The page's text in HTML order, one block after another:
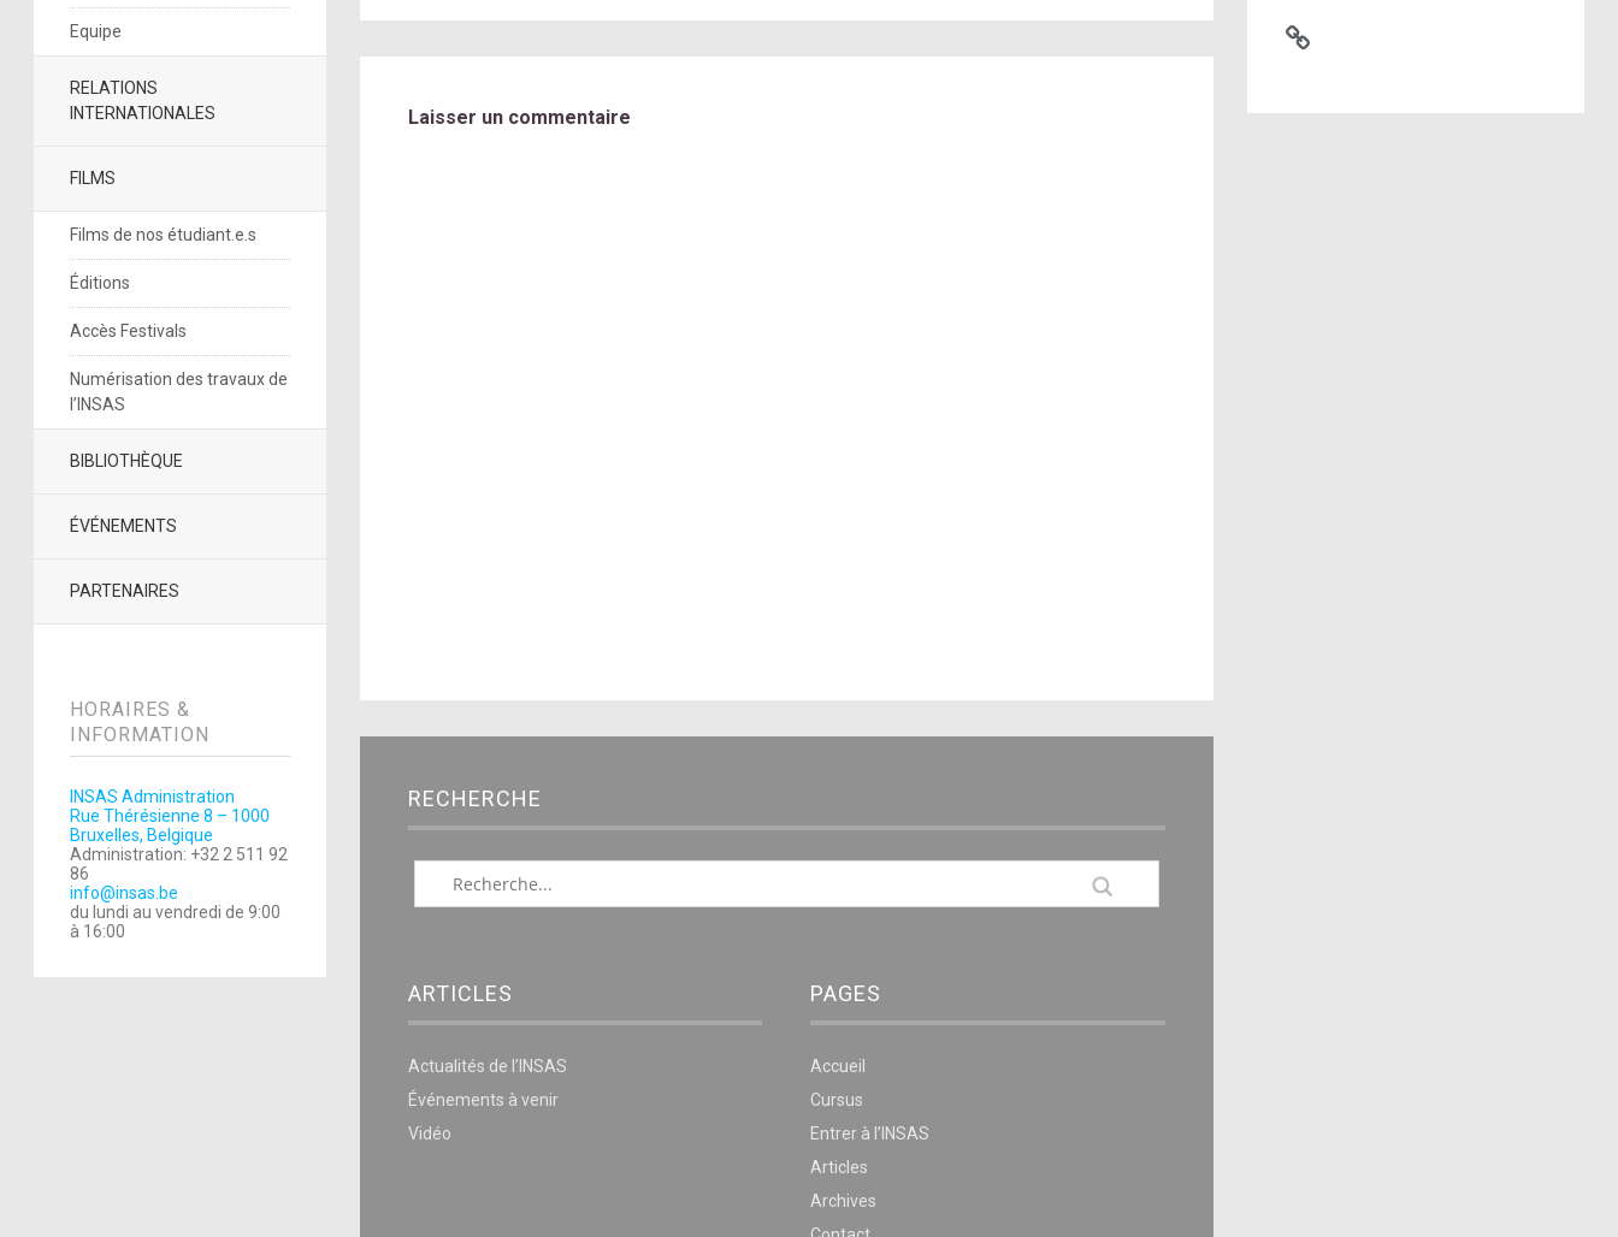
Equipe
RELATIONS
INTERNATIONALES
FILMS
Films de nos étudiant.e.s
Éditions
Accès Festivals
Numérisation des travaux de
l’INSAS
BIBLIOTHÈQUE
ÉVÉNEMENTS
PARTENAIRES
HORAIRES &
INFORMATION
INSAS Administration
Rue Thérésienne 8 – 1000
Bruxelles, Belgique
Administration: +32 2 511 92
86
info@insas.be
du lundi au vendredi de 9:00
à 16:00
Laisser un commentaire
RECHERCHE
ARTICLES
Actualités de l’INSAS
Événements à venir
Vidéo
PAGES
Accueil
Cursus
Entrer à l’INSAS
Articles
Archives